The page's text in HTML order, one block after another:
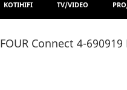
KOTIHIFI TV/VIDEO
FOUR Connect 4-